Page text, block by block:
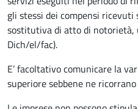
gli stessi dei compensi
sostitutiva di atto di
Dich/el/fac).
E’ facoltativo comunicare la
superiore sebbene ne